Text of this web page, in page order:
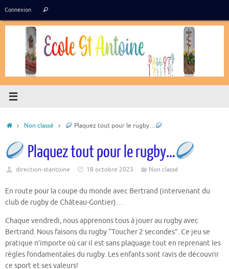
contenu
Connexion
:
Rechercher
AccueilNon classé Plaquez tout pour le rugby…
Plaquez tout pour le rugby…
direction-stantoine 18 octobre 2023 Non classé
En route pour la coupe du monde avec Bertrand (intervenant du
club de rugby de Château-Gontier)…
Chaque vendredi, nous apprenons tous à jouer au rugby avec
Bertrand. Nous faisons du rugby “Toucher 2 secondes”. Ce jeu se
pratique n’importe où car il est sans plaquage tout en reprenant les
règles fondamentales du rugby. Les enfants sont ravis de découvrir
ce sport et ses valeurs!